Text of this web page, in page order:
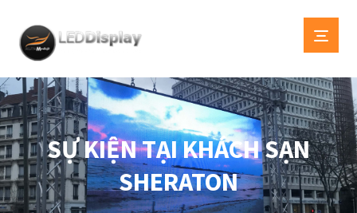
SỰ KIỆN TẠI KHÁCH SẠN
SHERATON